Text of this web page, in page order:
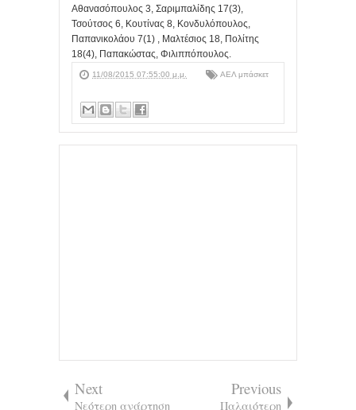
Αθανασόπουλος 3, Σαριμπαλίδης 17(3),
Τσούτσος 6, Κουτίνας 8, Κονδυλόπουλος,
Παπανικολάου 7(1) , Μαλτέσιος 18, Πολίτης
18(4), Παπακώστας, Φιλιππόπουλος.
11/08/2015 07:55:00 μ.μ. ΑΕΛ μπάσκετ
Next
Νεότερη ανάρτηση
Previous
Παλαιότερη